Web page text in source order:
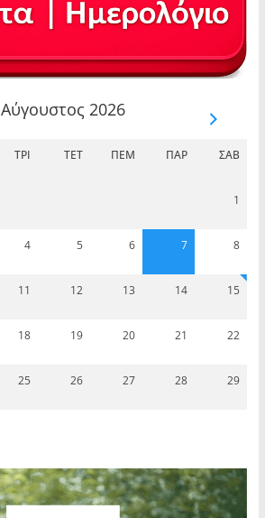
Αύγουστος 2026
ΤΡΊ ΤΕΤ ΠΈΜ ΠΑΡ ΣΆΒ
1
4 5 6 7 8
11 12 13 14 15
18 19 20 21 22
25 26 27 28 29